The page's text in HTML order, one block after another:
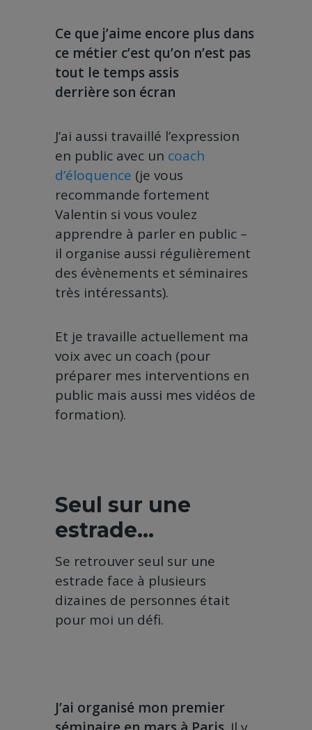
Ce que j’aime encore plus dans
ce métier c’est qu’on n’est pas
tout le temps assis
derrière son écran
J’ai aussi travaillé l’expression
en public avec un coach
d’éloquence (je vous
recommande fortement
Valentin si vous voulez
apprendre à parler en public –
il organise aussi régulièrement
des évènements et séminaires
très intéressants).
Et je travaille actuellement ma
voix avec un coach (pour
préparer mes interventions en
public mais aussi mes vidéos de
formation).
Seul sur une
estrade…
Se retrouver seul sur une
estrade face à plusieurs
dizaines de personnes était
pour moi un défi.
J’ai organisé mon premier